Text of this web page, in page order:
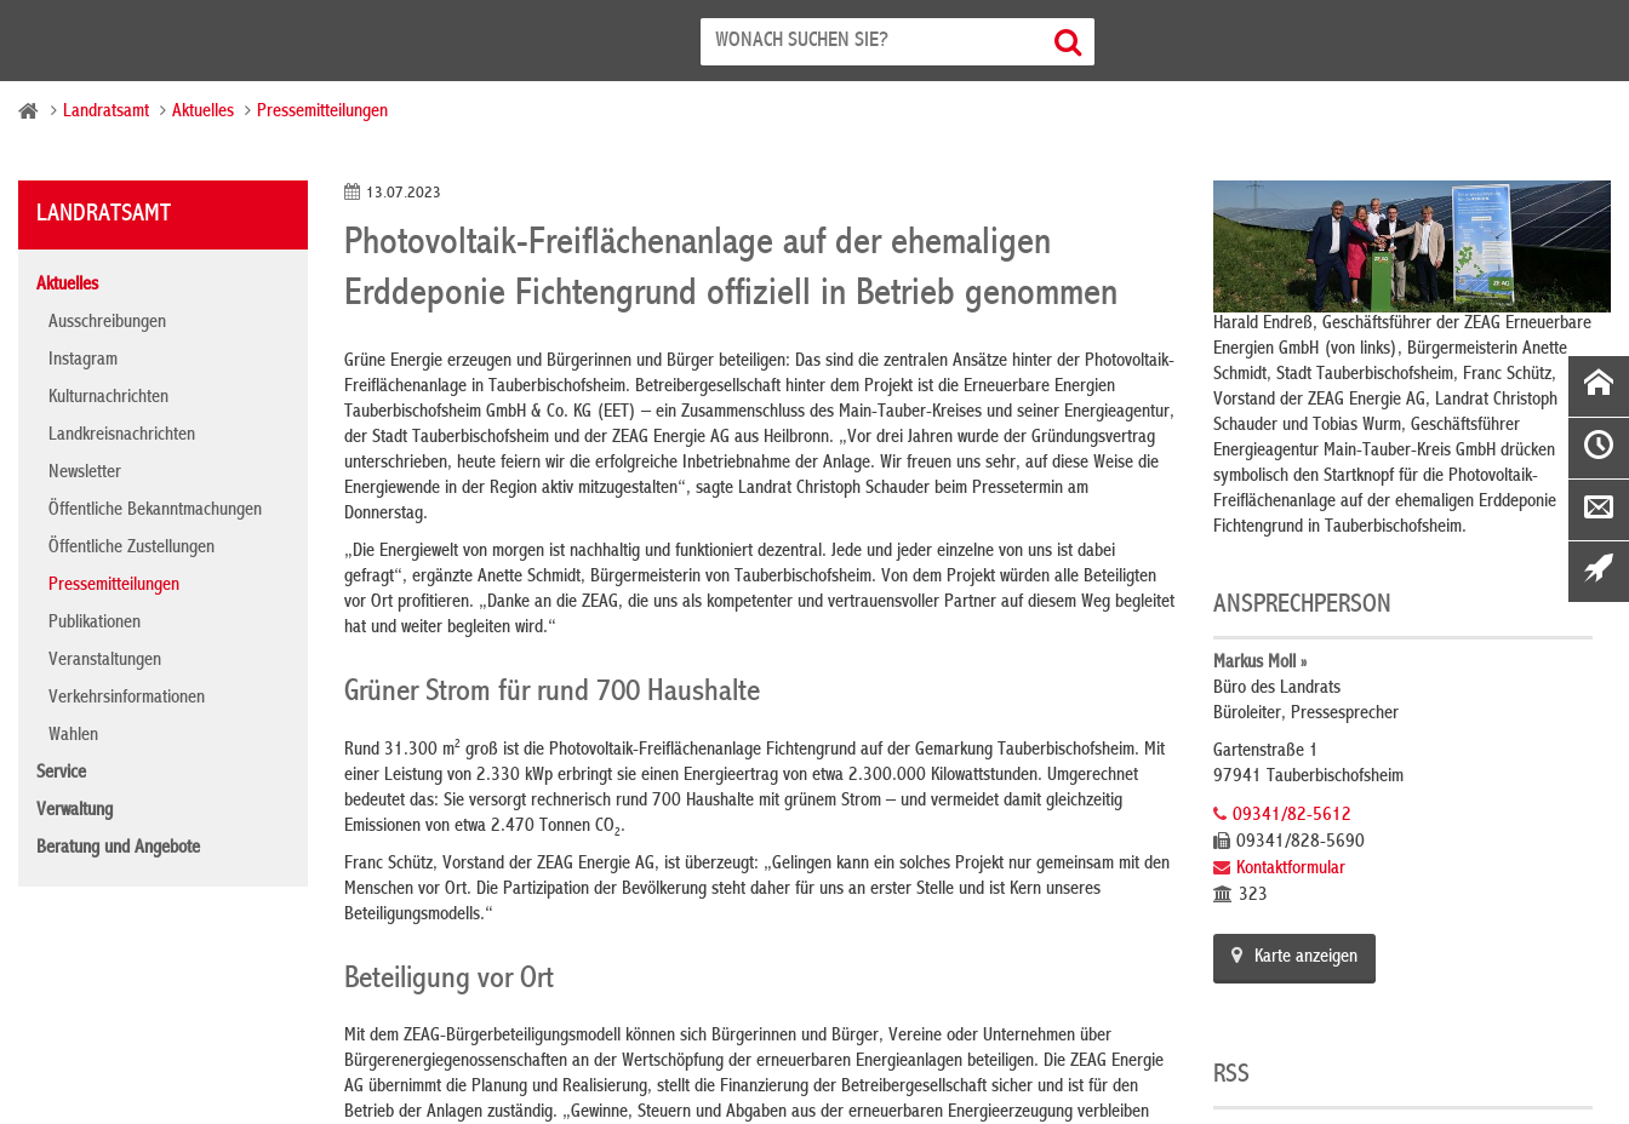
Landratsamt Aktuelles Pressemitteilungen
LANDRATSAMT
Aktuelles
Ausschreibungen
Instagram
Kulturnachrichten
Landkreisnachrichten
Newsletter
Öffentliche Bekanntmachungen
Öffentliche Zustellungen
Pressemitteilungen
Publikationen
Veranstaltungen
Verkehrsinformationen
Wahlen
Service
Verwaltung
Beratung und Angebote
13.07.2023
Photovoltaik-Freiflächenanlage auf der ehemaligen
Erddeponie Fichtengrund offiziell in Betrieb genommen
Grüne Energie erzeugen und Bürgerinnen und Bürger beteiligen: Das sind die zentralen Ansätze hinter der Photovoltaik-
Freiflächenanlage in Tauberbischofsheim. Betreibergesellschaft hinter dem Projekt ist die Erneuerbare Energien
Tauberbischofsheim GmbH & Co. KG (EET) – ein Zusammenschluss des Main-Tauber-Kreises und seiner Energieagentur,
der Stadt Tauberbischofsheim und der ZEAG Energie AG aus Heilbronn. „Vor drei Jahren wurde der Gründungsvertrag
unterschrieben, heute feiern wir die erfolgreiche Inbetriebnahme der Anlage. Wir freuen uns sehr, auf diese Weise die
Energiewende in der Region aktiv mitzugestalten“, sagte Landrat Christoph Schauder beim Pressetermin am
Donnerstag.
„Die Energiewelt von morgen ist nachhaltig und funktioniert dezentral. Jede und jeder einzelne von uns ist dabei
gefragt“, ergänzte Anette Schmidt, Bürgermeisterin von Tauberbischofsheim. Von dem Projekt würden alle Beteiligten
vor Ort profitieren. „Danke an die ZEAG, die uns als kompetenter und vertrauensvoller Partner auf diesem Weg begleitet
hat und weiter begleiten wird.“
Grüner Strom für rund 700 Haushalte
Rund 31.300 m2groß ist die Photovoltaik-Freiflächenanlage Fichtengrund auf der Gemarkung Tauberbischofsheim. Mit
einer Leistung von 2.330 kWp erbringt sie einen Energieertrag von etwa 2.300.000 Kilowattstunden. Umgerechnet
bedeutet das: Sie versorgt rechnerisch rund 700 Haushalte mit grünem Strom – und vermeidet damit gleichzeitig
Emissionen von etwa 2.470 Tonnen CO2.
Franc Schütz, Vorstand der ZEAG Energie AG, ist überzeugt: „Gelingen kann ein solches Projekt nur gemeinsam mit den
Menschen vor Ort. Die Partizipation der Bevölkerung steht daher für uns an erster Stelle und ist Kern unseres
Beteiligungsmodells.“
Beteiligung vor Ort
Mit dem ZEAG-Bürgerbeteiligungsmodell können sich Bürgerinnen und Bürger, Vereine oder Unternehmen über
Bürgerenergiegenossenschaften an der Wertschöpfung der erneuerbaren Energieanlagen beteiligen. Die ZEAG Energie
AG übernimmt die Planung und Realisierung, stellt die Finanzierung der Betreibergesellschaft sicher und ist für den
Betrieb der Anlagen zuständig. „Gewinne, Steuern und Abgaben aus der erneuerbaren Energieerzeugung verbleiben
Harald Endreß, Geschäftsführer der ZEAG Erneuerbare
Energien GmbH (von links), Bürgermeisterin Anette
Schmidt, Stadt Tauberbischofsheim, Franc Schütz,
Vorstand der ZEAG Energie AG, Landrat Christoph
Schauder und Tobias Wurm, Geschäftsführer
Energieagentur Main-Tauber-Kreis GmbH drücken
symbolisch den Startknopf für die Photovoltaik-
Freiflächenanlage auf der ehemaligen Erddeponie
Fichtengrund in Tauberbischofsheim.
ANSPRECHPERSON
Markus Moll »
Büro des Landrats
Büroleiter, Pressesprecher
Gartenstraße 1
97941 Tauberbischofsheim
09341/82-5612
09341/828-5690
Kontaktformular
323
Karte anzeigen
RSS